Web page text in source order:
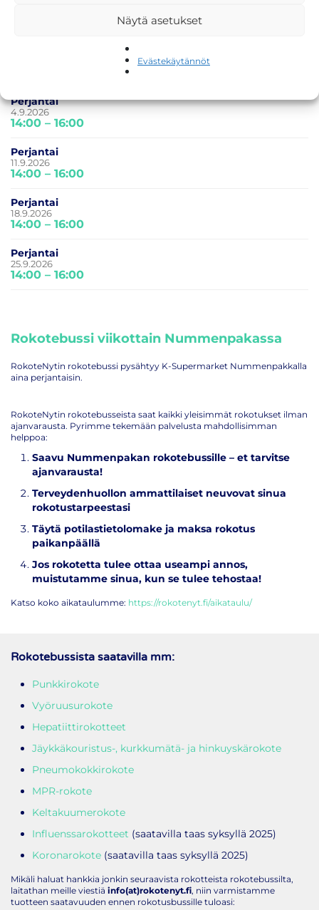
Näytä asetukset
Evästekäytännöt
Perjantai
4.9.2026
14:00 – 16:00
Perjantai
11.9.2026
14:00 – 16:00
Perjantai
18.9.2026
14:00 – 16:00
Perjantai
25.9.2026
14:00 – 16:00
Rokotebussi viikottain Nummenpakassa
RokoteNytin rokotebussi pysähtyy K-Supermarket Nummenpakkalla
aina perjantaisin.
RokoteNytin rokotebusseista saat kaikki yleisimmät rokotukset ilman
ajanvarausta. Pyrimme tekemään palvelusta mahdollisimman
helppoa:
Saavu Nummenpakan rokotebussille – et tarvitse
ajanvarausta!
Terveydenhuollon ammattilaiset neuvovat sinua
rokotustarpeestasi
Täytä potilastietolomake ja maksa rokotus
paikanpäällä
Jos rokotetta tulee ottaa useampi annos,
muistutamme sinua, kun se tulee tehostaa!
Katso koko aikataulumme: https://rokotenyt.fi/aikataulu/
Rokotebussista saatavilla mm:
Punkkirokote
Vyöruusurokote
Hepatiittirokotteet
Jäykkäkouristus-, kurkkumätä- ja hinkuyskärokote
Pneumokokkirokote
MPR-rokote
Keltakuumerokote
Influenssarokotteet (saatavilla taas syksyllä 2025)
Koronarokote (saatavilla taas syksyllä 2025)
Mikäli haluat hankkia jonkin seuraavista rokotteista rokotebussilta,
laitathan meille viestiä info(at)rokotenyt.fi, niin varmistamme
tuotteen saatavuuden ennen rokotusbussille tuloasi: